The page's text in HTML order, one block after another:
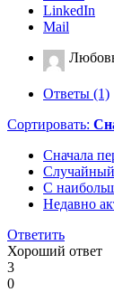
LinkedIn
Mail
Ответы (1)
Сортировать:
Сначала
С
Недавно
Ответить
Хороший ответ
3
0